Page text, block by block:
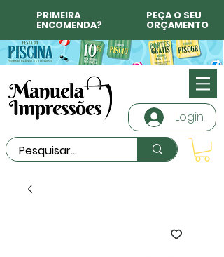
PRIMEIRA
ENCOMENDA?
PEÇA O SEU
ORÇAMENTO
Login